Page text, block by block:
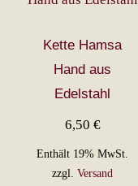
Kette Hamsa
Hand aus
Edelstahl
6,50 €
Enthält 19% MwSt.
zzgl.Versand